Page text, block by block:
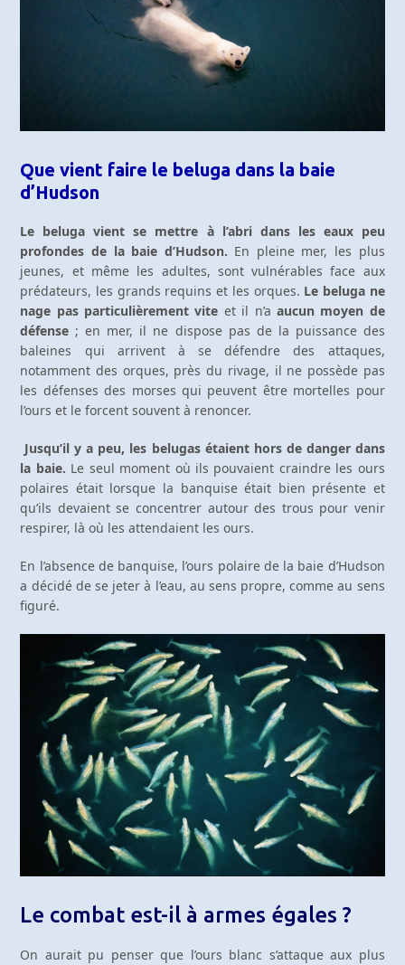
Que vient faire le beluga dans la baie
d’Hudson
Le beluga vient se mettre à l’abri dans les eaux peu
profondes de la baie d’Hudson. En pleine mer, les plus
jeunes, et même les adultes, sont vulnérables face aux
prédateurs, les grands requins et les orques. Le beluga ne
nage pas particulièrement vite et il n’a aucun moyen de
défense ; en mer, il ne dispose pas de la puissance des
baleines qui arrivent à se défendre des attaques,
notamment des orques, près du rivage, il ne possède pas
les défenses des morses qui peuvent être mortelles pour
l’ours et le forcent souvent à renoncer.
Jusqu’il y a peu, les belugas étaient hors de danger dans
la baie. Le seul moment où ils pouvaient craindre les ours
polaires était lorsque la banquise était bien présente et
qu’ils devaient se concentrer autour des trous pour venir
respirer, là où les attendaient les ours.
En l’absence de banquise, l’ours polaire de la baie d’Hudson
a décidé de se jeter à l’eau, au sens propre, comme au sens
figuré.
Le combat est-il à armes égales ?
On aurait pu penser que l’ours blanc s’attaque aux plus